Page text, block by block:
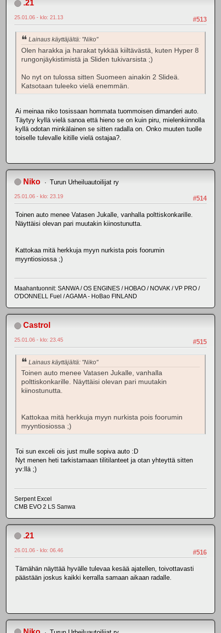
.21
#513
25.01.06 - klo: 21.13
Lainaus käyttäjältä: "Niko"
Olen harakka ja harakat tykkää kiiltävästä, kuten Hyper 8
rungonjäykistimistä ja Sliden tukivarsista ;)
No nyt on tulossa sitten Suomeen ainakin 2 Slideä.
Katsotaan tuleeko vielä enemmän.
Ai meinaa niko tosissaan hommata tuommoisen dimanderi auto.
Täytyy kyllä vielä sanoa että hieno se on kuin piru, mielenkiinnolla
kyllä odotan minkälainen se sitten radalla on. Onko muuten tuolle
toiselle tulevalle kitille vielä ostajaa?.
Niko Turun Urheiluautoilijat ry
#514
25.01.06 - klo: 23.19
Toinen auto menee Vatasen Jukalle, vanhalla polttiskonkarille.
Näyttäisi olevan pari muutakin kiinostunutta.
Kattokaa mitä herkkuja myyn nurkista pois foorumin
myyntiosiossa ;)
Maahantuonnit: SANWA / OS ENGINES / HOBAO / NOVAK / VP PRO /
O'DONNELL Fuel / AGAMA - HoBao FINLAND
Castrol
#515
25.01.06 - klo: 23.45
Lainaus käyttäjältä: "Niko"
Toinen auto menee Vatasen Jukalle, vanhalla
polttiskonkarille. Näyttäisi olevan pari muutakin
kiinostunutta.
Kattokaa mitä herkkuja myyn nurkista pois foorumin
myyntiosiossa ;)
Toi sun exceli ois just mulle sopiva auto :D
Nyt menen heti tarkistamaan tilitilanteet ja otan yhteyttä sitten
yv:llä ;)
Serpent Excel
CMB EVO 2 LS Sanwa
.21
#516
26.01.06 - klo: 06.46
Tämähän näyttää hyvälle tulevaa kesää ajatellen, toivottavasti
päästään joskus kaikki kerralla samaan aikaan radalle.